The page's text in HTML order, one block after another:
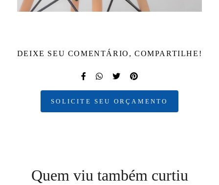
DEIXE SEU COMENTÁRIO, COMPARTILHE!
SOLICITE SEU ORÇAMENTO
Quem viu também curtiu